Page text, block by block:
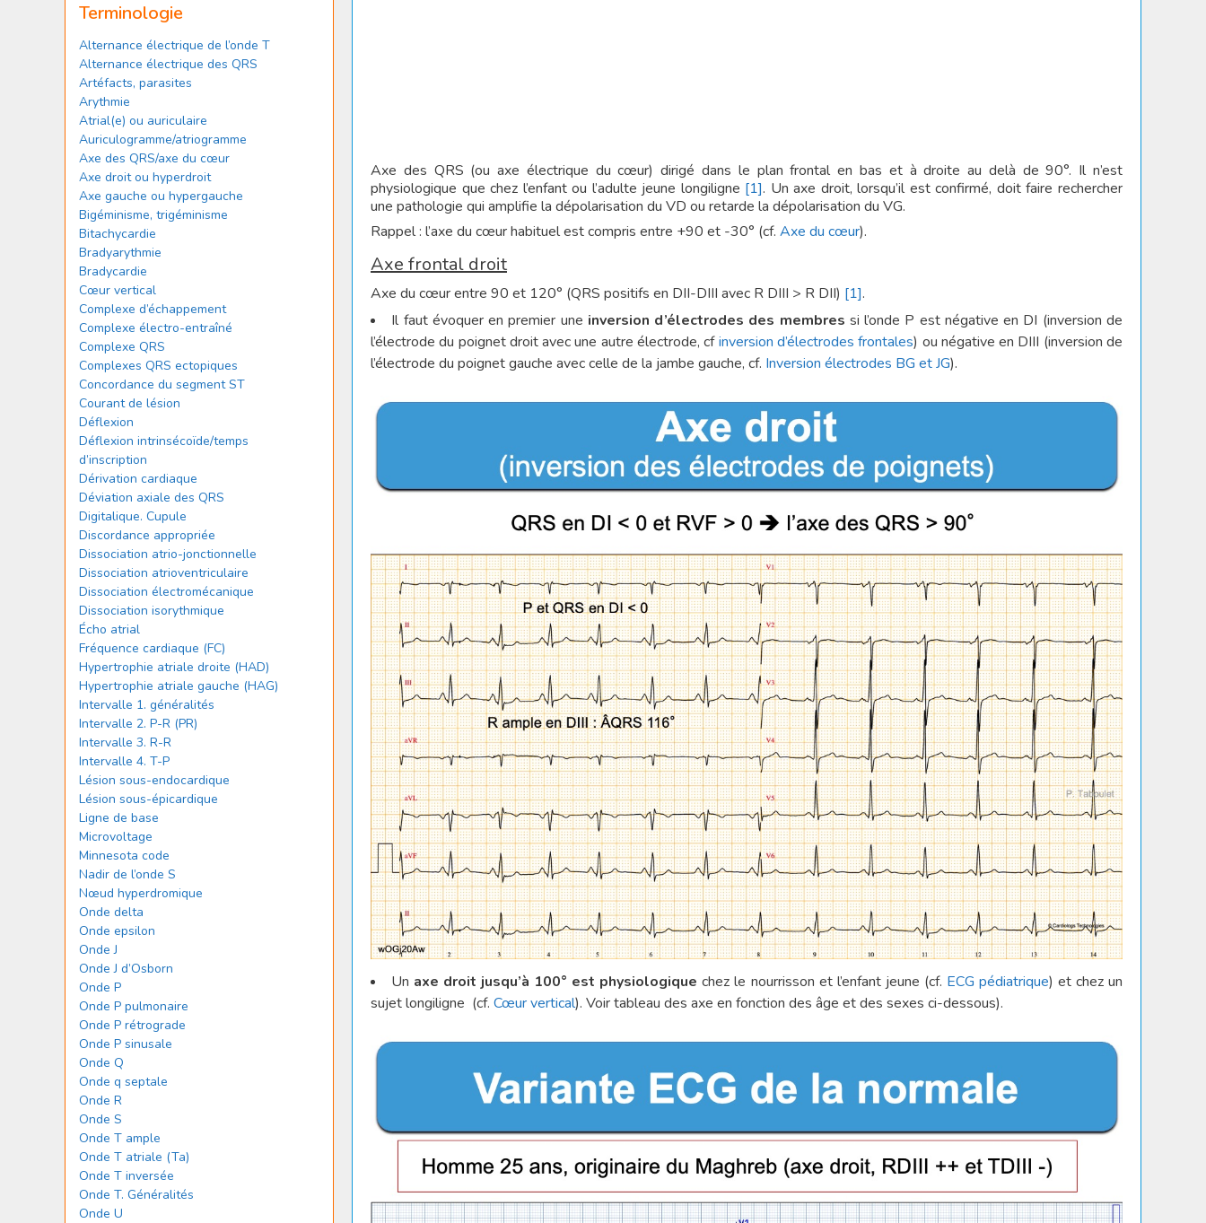
Axe des QRS (ou axe électrique du cœur) dirigé dans le plan frontal en bas et à droite au delà de 90°. Il n’est
physiologique que chez l’enfant ou l’adulte jeune longiligne [1]. Un axe droit, lorsqu’il est confirmé, doit faire rechercher
une pathologie qui amplifie la dépolarisation du VD ou retarde la dépolarisation du VG.
Rappel : l’axe du cœur habituel est compris entre +90 et -30° (cf. Axe du cœur).
Axe frontal droit
Axe du cœur entre 90 et 120° (QRS positifs en DII-DIII avec R DIII > R DII) [1].
Il faut évoquer en premier une inversion d’électrodes des membres si l’onde P est négative en DI (inversion de
l’électrode du poignet droit avec une autre électrode, cfinversion d’électrodes frontales) ou négative en DIII (inversion de
l’électrode du poignet gauche avec celle de la jambe gauche, cf. Inversion électrodes BG et JG).
Un axe droit jusqu’à 100° est physiologique chez le nourrisson et l’enfant jeune (cf. ECG pédiatrique) et chez un
sujet longiligne (cf. Cœur vertical). Voir tableau des axe en fonction des âge et des sexes ci-dessous).
Terminologie
Alternance électrique de l’onde T
Alternance électrique des QRS
Artéfacts, parasites
Arythmie
Atrial(e) ou auriculaire
Auriculogramme/atriogramme
Axe des QRS/axe du cœur
Axe droit ou hyperdroit
Axe gauche ou hypergauche
Bigéminisme, trigéminisme
Bitachycardie
Bradyarythmie
Bradycardie
Cœur vertical
Complexe d’échappement
Complexe électro-entraîné
Complexe QRS
Complexes QRS ectopiques
Concordance du segment ST
Courant de lésion
Déflexion
Déflexion intrinsécoïde/temps
d’inscription
Dérivation cardiaque
Déviation axiale des QRS
Digitalique. Cupule
Discordance appropriée
Dissociation atrio-jonctionnelle
Dissociation atrioventriculaire
Dissociation électromécanique
Dissociation isorythmique
Écho atrial
Fréquence cardiaque (FC)
Hypertrophie atriale droite (HAD)
Hypertrophie atriale gauche (HAG)
Intervalle 1. généralités
Intervalle 2. P-R (PR)
Intervalle 3. R-R
Intervalle 4. T-P
Lésion sous-endocardique
Lésion sous-épicardique
Ligne de base
Microvoltage
Minnesota code
Nadir de l’onde S
Nœud hyperdromique
Onde delta
Onde epsilon
Onde J
Onde J d’Osborn
Onde P
Onde P pulmonaire
Onde P rétrograde
Onde P sinusale
Onde Q
Onde q septale
Onde R
Onde S
Onde T ample
Onde T atriale (Ta)
Onde T inversée
Onde T. Généralités
Onde U